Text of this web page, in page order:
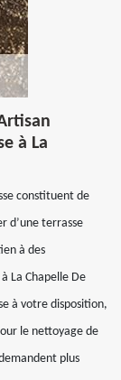
à La
constituent de
d’une terrasse
à des
La Chapelle De
à votre disposition,
le nettoyage de
plus